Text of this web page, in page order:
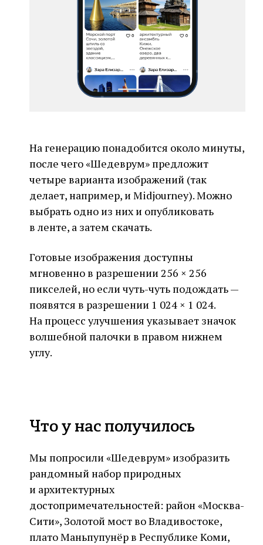
На генерацию понадобится около минуты,
после чего «Шедеврум» предложит
четыре варианта изображений (так
делает, например, и Midjourney). Можно
выбрать одно из них и опубликовать
в ленте, а затем скачать.
Готовые изображения доступны
мгновенно в разрешении 256 × 256
пикселей, но если чуть-чуть подождать —
появятся в разрешении 1 024 × 1 024.
На процесс улучшения указывает значок
волшебной палочки в правом нижнем
углу.
Что у нас получилось
Мы попросили «Шедеврум» изобразить
рандомный набор природных
и архитектурных
достопримечательностей: район «Москва-
Сити», Золотой мост во Владивостоке,
плато Маньпупунёр в Республике Коми,